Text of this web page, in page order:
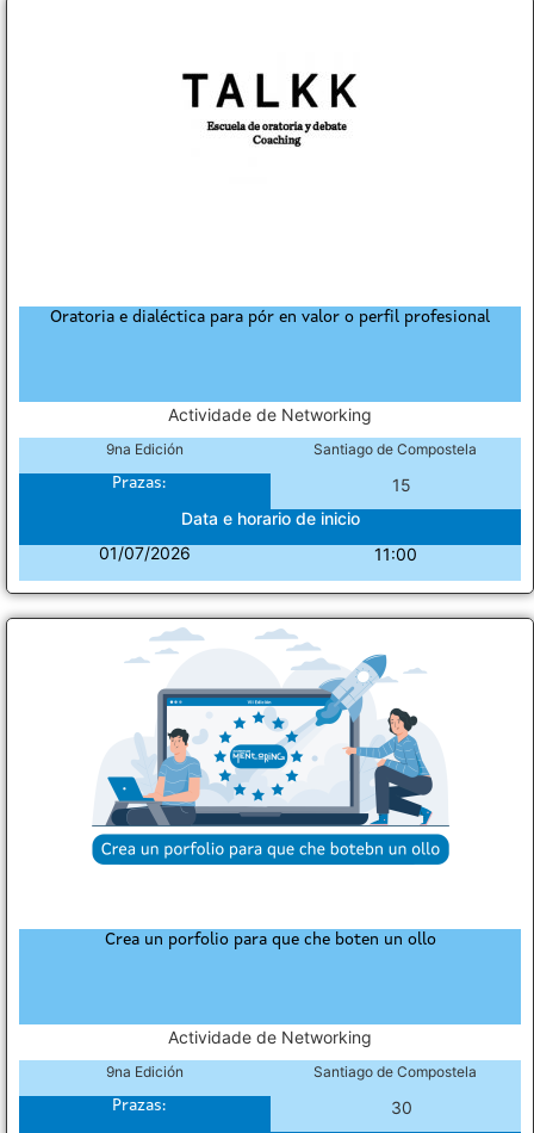
Oratoria e dialéctica para pór en valor o perfil profesional
Actividade de Networking
9na Edición Santiago de Compostela
Prazas:
15
Data e horario de inicio
01/07/2026
11:00
Crea un porfolio para que che boten un ollo
Actividade de Networking
9na Edición Santiago de Compostela
Prazas:
30